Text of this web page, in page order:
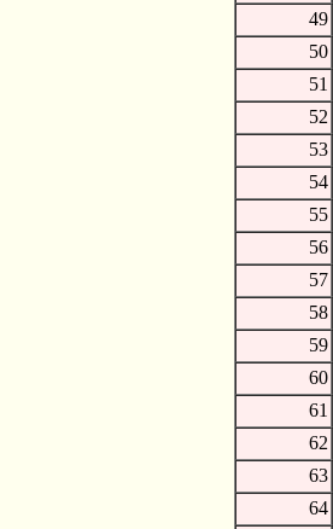
49
50
51
52
53
54
55
56
57
58
59
60
61
62
63
64